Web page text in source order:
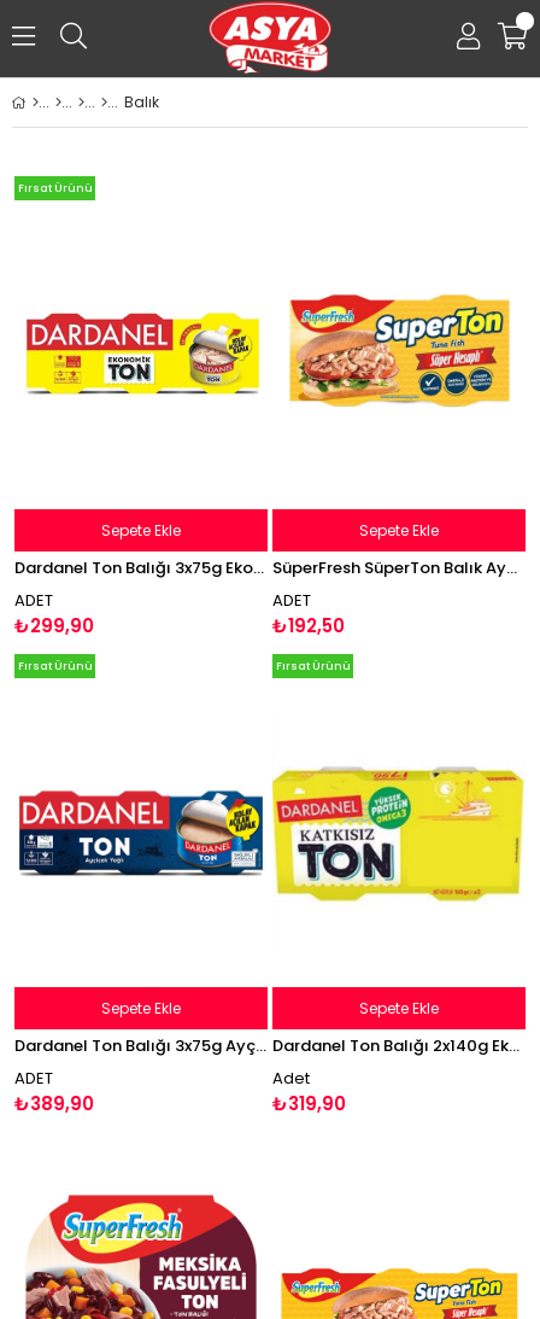
0
Balık
Dardanel Ton Balığı 3x75g Ekonomik Paket Balık
ADET
₺299,90
Sepete Ekle
Fırsat Ürünü
SüperFresh SüperTon Balık Ayçiçek Yağlı Ton Balığı 2x135g
ADET
₺192,50
Sepete Ekle
Dardanel Ton Balığı 3x75g Ayçiçek Yağlı Balık
ADET
₺389,90
Sepete Ekle
Fırsat Ürünü
Dardanel Ton Balığı 2x140g Ekonomik Paket Balık
Adet
₺319,90
Sepete Ekle
Fırsat Ürünü